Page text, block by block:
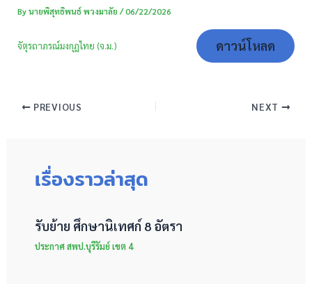
Byนายพิสุทธิพนธ์ พวงมาลัย/06/22/2026
จัตุรถาภรณ์มงกุฎไทย (จ.ม.) ดาวน์โหลด
PREVIOUS NEXT
เรื่องราวล่าสุด
รับย้าย ศึกษานิเทศก์ 8 อัตรา
ประกาศ สพป.บุรีรัมย์ เขต 4